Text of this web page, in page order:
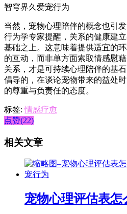
当然，宠物心理陪伴的概念也引
行为学专家提醒，关系的健康建
基础之上。这意味着提供适宜的
的互动，而非单方面索取情感慰
关系，才是可持续心理陪伴的基
倡导的，在谈论宠物带来的益处
的尊重与负责任的态度。
标签: 情感疗愈
点赞(22)
相关文章
宠物心理评估表怎